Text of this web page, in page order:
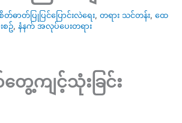
တ်ဓာတ်ပြုပြင်ပြောင်းလဲရေး, တရား သင်တန်း, ထေ
စဥ်, နံနက် အလုပ်ပေးတရား
ေ့ကျင့်သုံးခြင်း